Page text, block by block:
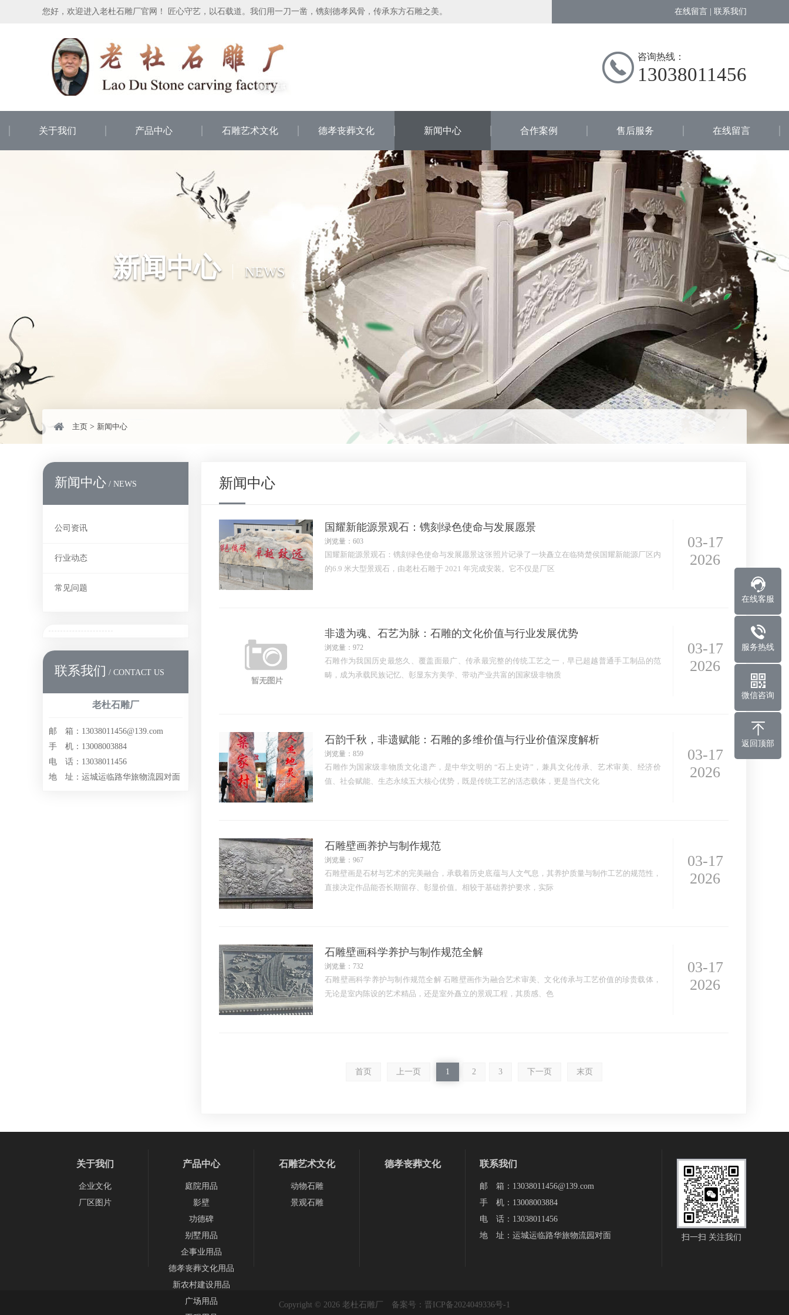
您好，欢迎进入老杜石雕厂官网！ 匠心守艺，以石载道。我们用一刀一凿，镌刻德孝风骨，传承东方石雕之美。 在线留言 联系我们
咨询热线：
13038011456
关于我们 产品中心 石雕艺术文化 德孝丧葬文化 新闻中心 合作案例 售后服务 在线留言
新闻中心 NEWS
主页 > 新闻中心
新闻中心 / NEWS
公司资讯
行业动态
常见问题
联系我们 / CONTACT US
老杜石雕厂
邮 箱：13038011456@139.com
手 机：13008003884
电 话：13038011456
地 址：运城运临路华旅物流园对面
新闻中心
国耀新能源景观石：镌刻绿色使命与发展愿景
浏览量：603
国耀新能源景观石：镌刻绿色使命与发展愿景这张照片记录了一块矗立在临猗楚侯国耀新能源厂区内
的6.9 米大型景观石，由老杜石雕于 2021 年完成安装。它不仅是厂区
03-17
2026
非遗为魂、石艺为脉：石雕的文化价值与行业发展优势
浏览量：972
石雕作为我国历史最悠久、覆盖面最广、传承最完整的传统工艺之一，早已超越普通手工制品的范
畴，成为承载民族记忆、彰显东方美学、带动产业共富的国家级非物质
03-17
2026
石韵千秋，非遗赋能：石雕的多维价值与行业价值深度解析
浏览量：859
石雕作为国家级非物质文化遗产，是中华文明的 “石上史诗”，兼具文化传承、艺术审美、经济价
值、社会赋能、生态永续五大核心优势，既是传统工艺的活态载体，更是当代文化
03-17
2026
石雕壁画养护与制作规范
浏览量：967
石雕壁画是石材与艺术的完美融合，承载着历史底蕴与人文气息，其养护质量与制作工艺的规范性，
直接决定作品能否长期留存、彰显价值。相较于基础养护要求，实际
03-17
2026
石雕壁画科学养护与制作规范全解
浏览量：732
石雕壁画科学养护与制作规范全解 石雕壁画作为融合艺术审美、文化传承与工艺价值的珍贵载体，
无论是室内陈设的艺术精品，还是室外矗立的景观工程，其质感、色
03-17
2026
首页 上一页 1 2 3 下一页 末页
关于我们
企业文化
厂区图片
产品中心
庭院用品
影壁
功德碑
别墅用品
企事业用品
德孝丧葬文化用品
新农村建设用品
广场用品
石雕艺术文化
动物石雕
景观石雕
德孝丧葬文化 联系我们
邮 箱：13038011456@139.com
手 机：13008003884
电 话：13038011456
地 址：运城运临路华旅物流园对面
扫一扫 关注我们
Copyright © 2026 老杜石雕厂 备案号： 晋ICP备2024049336号-1
在线客服
服务热线
微信咨询
返回顶部